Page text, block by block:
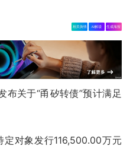
相关舆情 AI解读 生成海报
关于“甬矽转债”预计满足
对象发行116,500.00万元